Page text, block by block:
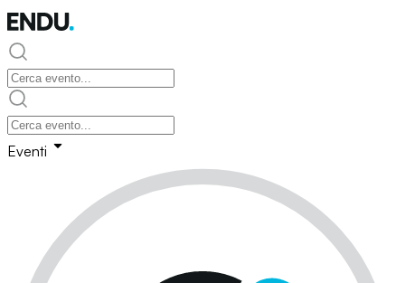
Eventi